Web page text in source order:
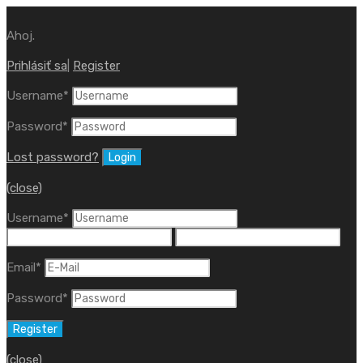
Ahoj.
Prihlásiť sa Register
Username*
Password*
Lost password?
(close)
Username*
Email*
Password*
(close)